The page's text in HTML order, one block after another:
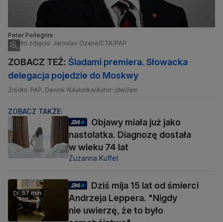
Peter Pellegrini
Źródło zdjęcia: Jaroslav Ozana/CTK/PAP
ZOBACZ TEŻ: Śladami premiera. Słowacka
delegacja pojedzie do Moskwy
Źródło: PAP, Dennik NAutorka/Autor: jdw//am
ZOBACZ TAKŻE:
Objawy miała już jako
nastolatka. Diagnozę dostała
w wieku 74 lat
Zuzanna Kuffel
57 min
Dziś mija 15 lat od śmierci
Andrzeja Leppera. "Nigdy
nie uwierzę, że to było